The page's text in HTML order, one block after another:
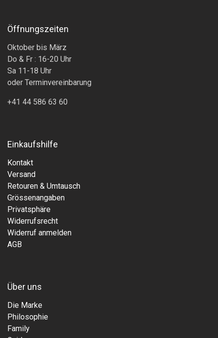
Öffnungszeiten
Oktober bis März
Do & Fr : 16-20 Uhr
Sa 11-18 Uhr
oder Terminvereinbarung
+41 44 586 63 60
Einkaufshilfe
Kontakt
Versand
Retouren & Umtausch
Grössenangaben
Privatsphäre
Widerrufsrecht
Widerruf anmelden
AGB
Über uns
Die Marke
Philosophie
Family